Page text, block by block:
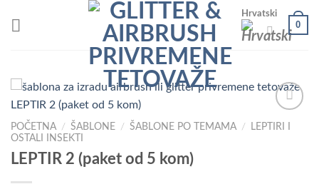
Hrvatski
0
POČETNA / ŠABLONE / ŠABLONE PO TEMAMA /
LEPTIRI I
OSTALI INSEKTI
LEPTIR 2 (paket od 5 kom)